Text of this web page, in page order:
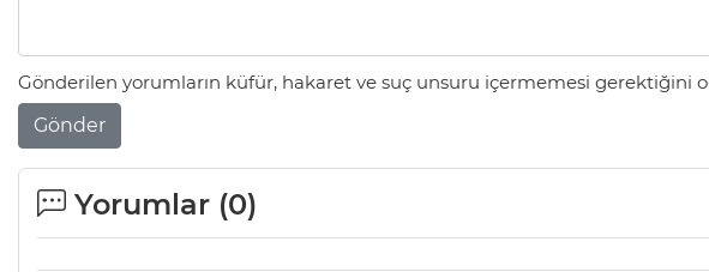
Gönderilen yorumların küfür, hakaret ve suç unsuru içermemesi gerektiğini
Gönder
Yorumlar (0)